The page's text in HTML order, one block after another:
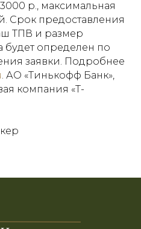
р., максимальная
Срок предоставления
ТПВ и размер
будет определен по
заявки. Подробнее
. АО «Тинькофф Банк»,
компания «Т-